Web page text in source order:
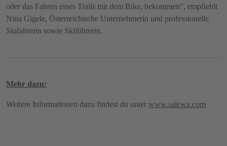
oder das Fahren eines Trails mit dem Bike, bekommen“, empfiehlt
Nina Gigele, Österreichische Unternehmerin und professionelle
Skifahrerin sowie Skiführerin.
Mehr dazu:
Weitere Informationen dazu findest du unter www.salewa.com